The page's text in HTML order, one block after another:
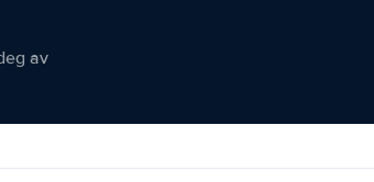
av